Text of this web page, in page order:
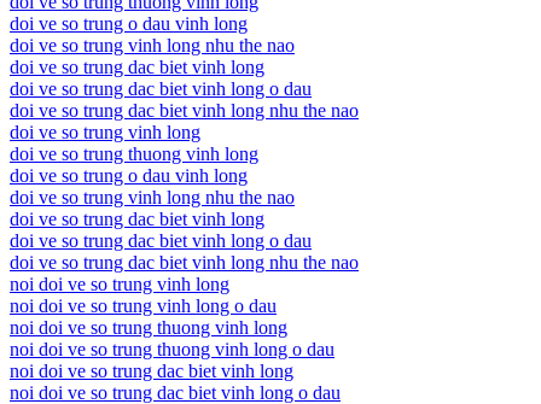
doi ve so trung o dau vinh long
doi ve so trung vinh long nhu the nao
doi ve so trung dac biet vinh long
doi ve so trung dac biet vinh long o dau
doi ve so trung dac biet vinh long nhu the nao
doi ve so trung vinh long
doi ve so trung thuong vinh long
doi ve so trung o dau vinh long
doi ve so trung vinh long nhu the nao
doi ve so trung dac biet vinh long
doi ve so trung dac biet vinh long o dau
doi ve so trung dac biet vinh long nhu the nao
noi doi ve so trung vinh long
noi doi ve so trung vinh long o dau
noi doi ve so trung thuong vinh long
noi doi ve so trung thuong vinh long o dau
noi doi ve so trung dac biet vinh long
noi doi ve so trung dac biet vinh long o dau